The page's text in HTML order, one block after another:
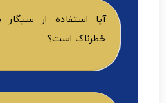
آیا استفاده از سیگار
خطرناک است؟